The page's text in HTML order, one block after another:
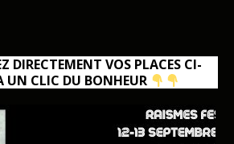
DIRECTEMENT VOS PLACES CI-
UN CLIC DU BONHEUR